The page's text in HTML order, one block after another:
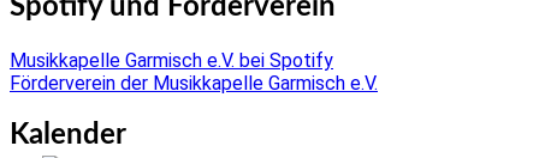
Spotify und Förderverein
Musikkapelle Garmisch e.V. bei Spotify
Förderverein der Musikkapelle Garmisch e.V.
Kalender